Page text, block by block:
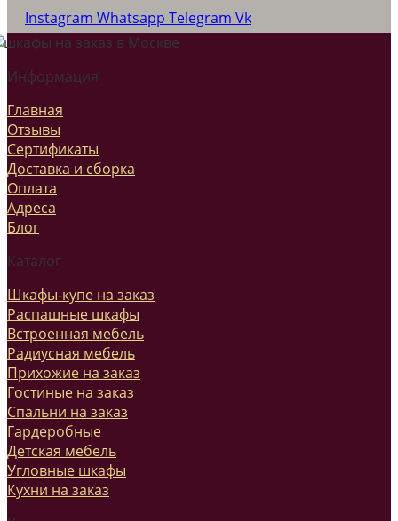
Instagram Whatsapp Telegram Vk
Информация
Главная
Отзывы
Сертификаты
Доставка и сборка
Оплата
Адреса
Блог
Каталог
Шкафы-купе на заказ
Распашные шкафы
Встроенная мебель
Радиусная мебель
Прихожие на заказ
Гостиные на заказ
Спальни на заказ
Гардеробные
Детская мебель
Угловные шкафы
Кухни на заказ